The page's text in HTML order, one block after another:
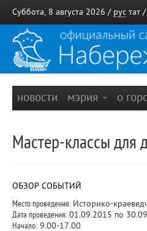
Суббота, 8 августа 2026 / рус тат /
новости мэрия о
Мастер-классы для
ОБЗОР СОБЫТИЙ
Место проведения: Историко-
Дата проведения: 01.09.2015 по
Начало: 9.00-17.00